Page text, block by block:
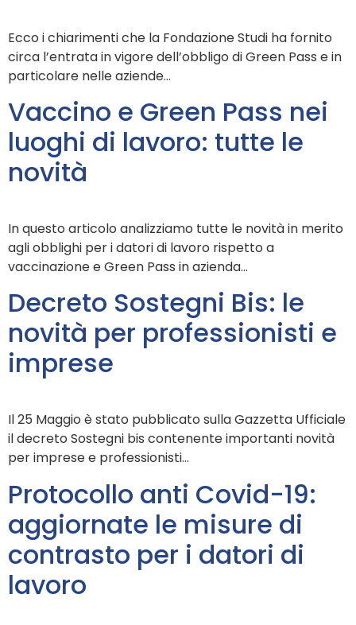
Ecco i chiarimenti che la Fondazione Studi ha fornito
circa l’entrata in vigore dell’obbligo di Green Pass e in
particolare nelle aziende…
Vaccino e Green Pass nei
luoghi di lavoro: tutte le
novità
In questo articolo analizziamo tutte le novità in merito
agli obblighi per i datori di lavoro rispetto a
vaccinazione e Green Pass in azienda…
Decreto Sostegni Bis: le
novità per professionisti e
imprese
Il 25 Maggio è stato pubblicato sulla Gazzetta Ufficiale
il decreto Sostegni bis contenente importanti novità
per imprese e professionisti…
Protocollo anti Covid-19:
aggiornate le misure di
contrasto per i datori di
lavoro